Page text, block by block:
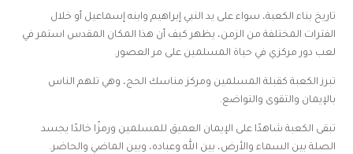
تاريخ بناء الكعبة، سواء على يد النبي إبراهيم وابنه إسماعيل أو خلال
الفترات المختلفة من الزمن، يظهر كيف أن هذا المكان المقدس استمر في
لعب دور مركزي في حياة المسلمين على مر العصور.
تبرز الكعبة كقبلة المسلمين ومركز مناسك الحج، وهي تلهم الناس
بالإيمان والتقوى والتواضع.
تبقى الكعبة شاهدًا على الإيمان العميق للمسلمين ورمزًا خالدًا يجسد
الصلة بين السماء والأرض، بين الله وعباده، وبين الماضي والحاضر.